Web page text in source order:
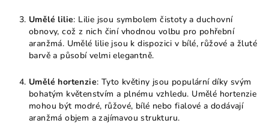
Umělé lilie: Lilie jsou symbolem čistoty a duchovní
obnovy, což z nich činí vhodnou volbu pro pohřební
aranžmá. Umělé lilie jsou k dispozici v bílé, růžové a žluté
barvě a působí velmi elegantně.
Umělé hortenzie: Tyto květiny jsou populární díky svým
bohatým květenstvím a plnému vzhledu. Umělé hortenzie
mohou být modré, růžové, bílé nebo fialové a dodávají
aranžmá objem a zajímavou strukturu.